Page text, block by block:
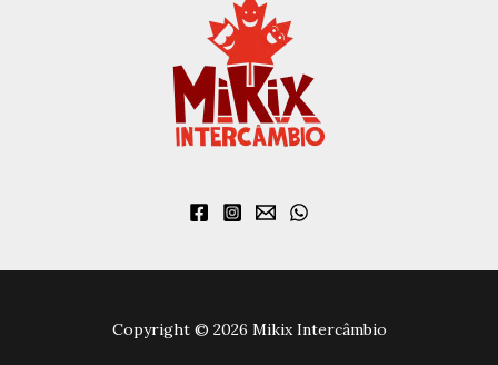
Copyright © 2026 Mikix Intercâmbio